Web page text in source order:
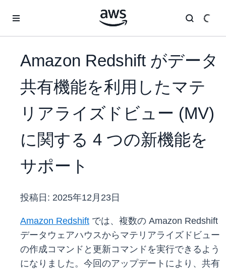
Amazon Redshift がデータ
共有機能を利用したマテ
リアライズドビュー (MV)
に関する 4 つの新機能を
サポート
投稿日: 2025年12月23日
Amazon Redshift では、複数の Amazon Redshift
データウェアハウスからマテリアライズドビュー
の作成コマンドと更新コマンドを実行できるよう
になりました。今回のアップデートにより、共有